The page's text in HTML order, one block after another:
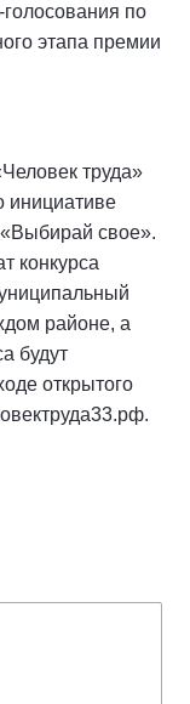
по
этапа премии
труда»
инициативе
свое».
конкурса
районе, а
будут
открытого